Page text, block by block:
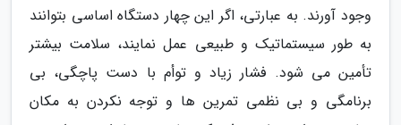
وجود آورند. به عبارتی، اگر این چهار دستگاه اساسی بتوانند
به طور سیستماتیک و طبیعی عمل نمایند، سلامت بیشتر
تأمین می شود. فشار زیاد و توأم با دست پاچگی، بی
برنامگی و بی نظمی تمرین ها و توجه نکردن به مکان